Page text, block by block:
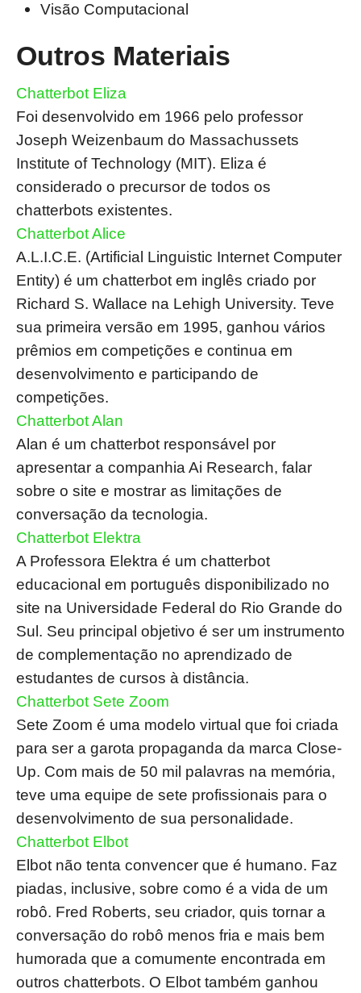
Visão Computacional
Outros Materiais
Chatterbot Eliza
Foi desenvolvido em 1966 pelo professor
Joseph Weizenbaum do Massachussets
Institute of Technology (MIT). Eliza é
considerado o precursor de todos os
chatterbots existentes.
Chatterbot Alice
A.L.I.C.E. (Artificial Linguistic Internet Computer
Entity) é um chatterbot em inglês criado por
Richard S. Wallace na Lehigh University. Teve
sua primeira versão em 1995, ganhou vários
prêmios em competições e continua em
desenvolvimento e participando de
competições.
Chatterbot Alan
Alan é um chatterbot responsável por
apresentar a companhia Ai Research, falar
sobre o site e mostrar as limitações de
conversação da tecnologia.
Chatterbot Elektra
A Professora Elektra é um chatterbot
educacional em português disponibilizado no
site na Universidade Federal do Rio Grande do
Sul. Seu principal objetivo é ser um instrumento
de complementação no aprendizado de
estudantes de cursos à distância.
Chatterbot Sete Zoom
Sete Zoom é uma modelo virtual que foi criada
para ser a garota propaganda da marca Close-
Up. Com mais de 50 mil palavras na memória,
teve uma equipe de sete profissionais para o
desenvolvimento de sua personalidade.
Chatterbot Elbot
Elbot não tenta convencer que é humano. Faz
piadas, inclusive, sobre como é a vida de um
robô. Fred Roberts, seu criador, quis tornar a
conversação do robô menos fria e mais bem
humorada que a comumente encontrada em
outros chatterbots. O Elbot também ganhou